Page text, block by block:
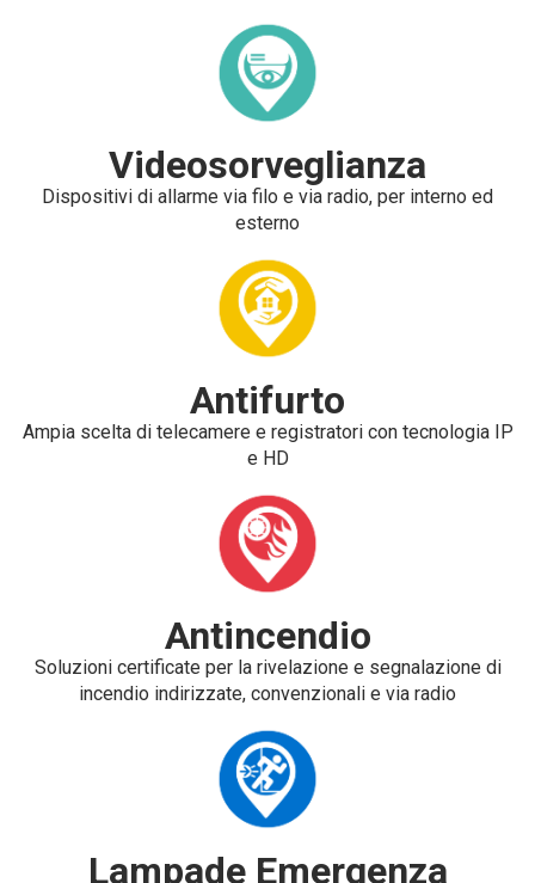
Videosorveglianza
Dispositivi di allarme via filo e via radio, per interno ed
esterno
Antifurto
Ampia scelta di telecamere e registratori con tecnologia IP
e HD
Antincendio
Soluzioni certificate per la rivelazione e segnalazione di
incendio indirizzate, convenzionali e via radio
Lampade Emergenza